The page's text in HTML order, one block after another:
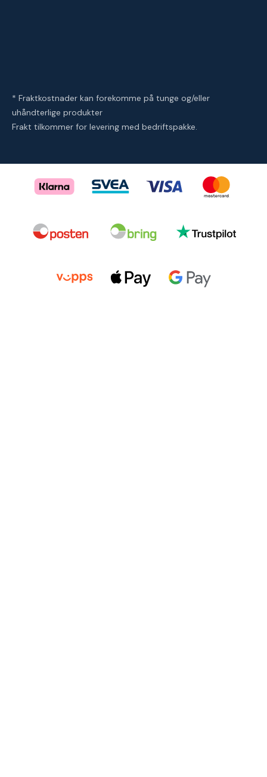
* Fraktkostnader kan forekomme på tunge og/eller
uhåndterlige produkter
Frakt tilkommer for levering med bedriftspakke.